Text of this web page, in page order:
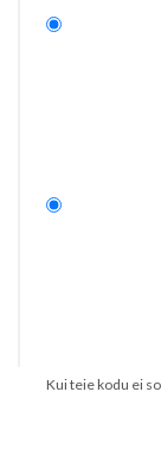
Kui teie kodu ei